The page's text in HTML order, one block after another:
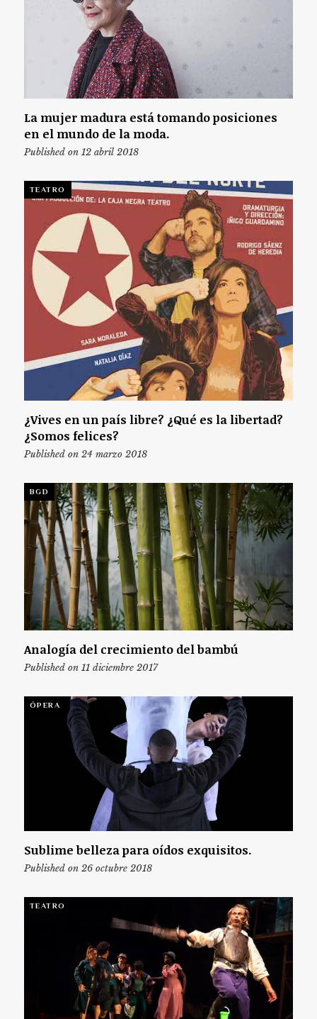
La mujer madura está tomando posiciones
en el mundo de la moda.
Published on 12 abril 2018
TEATRO
¿Vives en un país libre? ¿Qué es la libertad?
¿Somos felices?
Published on 24 marzo 2018
BGD
Analogía del crecimiento del bambú
Published on 11 diciembre 2017
ÓPERA
Sublime belleza para oídos exquisitos.
Published on 26 octubre 2018
TEATRO